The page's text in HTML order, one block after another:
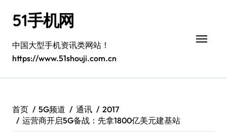
51手机网
中国大型手机资讯类网站！
https://www.51shouji.com.cn
首页 5G频道 通讯
2017
运营商开启5G备战：先拿1800亿美元建基站